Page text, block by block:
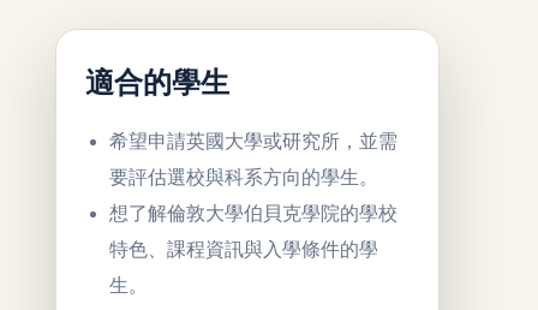
適合的學生
希望申請英國大學或研究所，並需
要評估選校與科系方向的學生。
想了解倫敦大學伯貝克學院的學校
特色、課程資訊與入學條件的學
生。